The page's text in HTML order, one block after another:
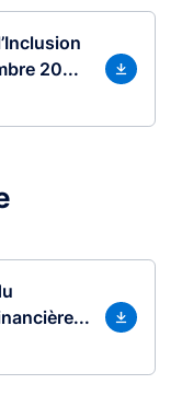
20...